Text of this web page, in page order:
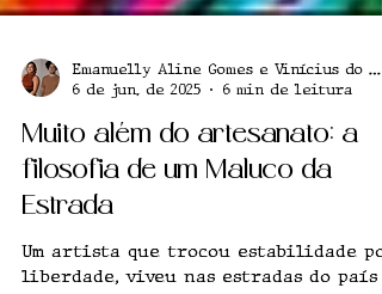
Muito além do artesanato: a
Estrada